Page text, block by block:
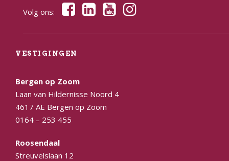
Volg ons:
VESTIGINGEN
Bergen op Zoom
Laan van Hildernisse Noord 4
4617 AE Bergen op Zoom
0164 – 253 455
Roosendaal
Streuvelslaan 12